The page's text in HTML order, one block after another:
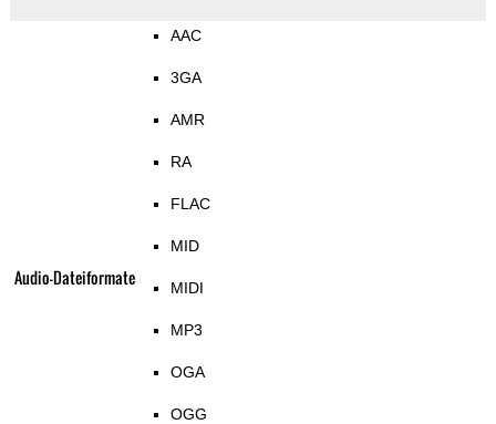
Audio-Dateiformate
AAC
3GA
AMR
RA
FLAC
MID
MIDI
MP3
OGA
OGG